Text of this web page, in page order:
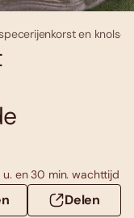
en
u. en 30 min. wachttijd
Delen